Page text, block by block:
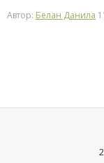
Автор: Белан Данила